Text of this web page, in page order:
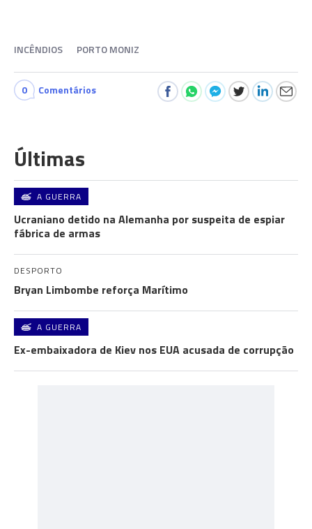
INCÊNDIOS PORTO MONIZ
0 Comentários
Últimas
A GUERRA
Ucraniano detido na Alemanha por suspeita de espiar
fábrica de armas
DESPORTO
Bryan Limbombe reforça Marítimo
A GUERRA
Ex-embaixadora de Kiev nos EUA acusada de corrupção